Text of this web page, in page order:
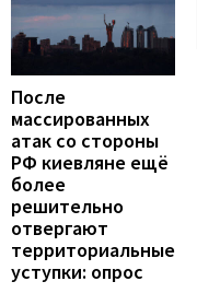
После
массированных
атак со стороны
РФ киевляне ещё
более
решительно
отвергают
территориальные
уступки: опрос